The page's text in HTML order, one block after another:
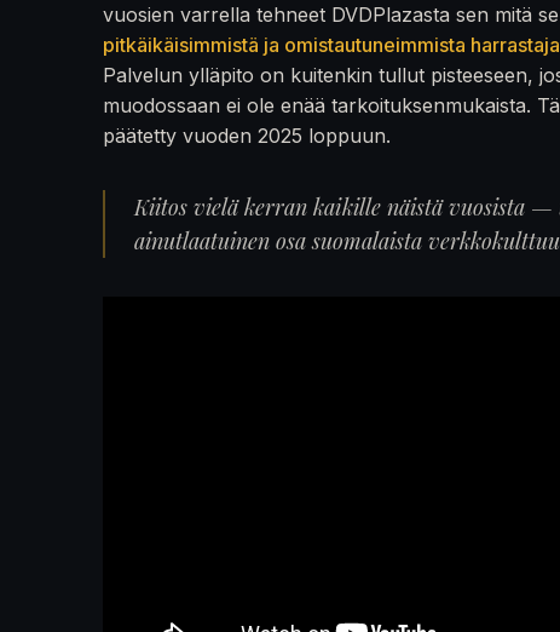
vuosien varrella tehneet DVDPlazasta sen mitä
pitkäikäisimmistä ja omistautuneimmista
Palvelun ylläpito on kuitenkin tullut pisteeseen,
muodossaan ei ole enää tarkoituksenmukaista.
päätetty vuoden 2025 loppuun.
Kiitos vielä kerran kaikille näistä vuosista —
ainutlaatuinen osa suomalaista